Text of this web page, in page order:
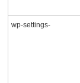
wp-settings-